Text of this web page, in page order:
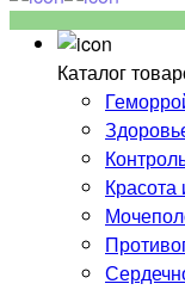
Каталог
Красота